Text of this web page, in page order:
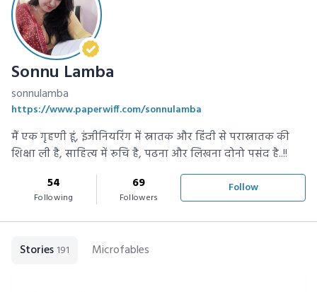
Sonnu Lamba
sonnulamba
https://www.paperwiff.com/sonnulamba
मैं एक गृहणी हूं, इंजीनियरिंग में स्नातक और हिंदी से परास्नातक की
शिक्षा ली है, साहित्य में रूचि है, पढना और लिखना दोनो पसंद है..!!
54
Following
69
Followers
Follow
Stories 191 Microfables